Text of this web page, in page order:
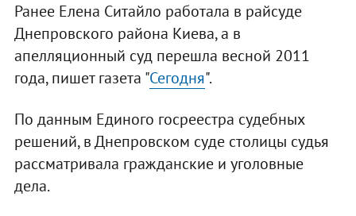
Ранее Елена Ситайло работала в райсуде
Днепровского района Киева, а в
апелляционный суд перешла весной 2011
года, пишет газета "Сегодня".
По данным Единого госреестра судебных
решений, в Днепровском суде столицы судья
рассматривала гражданские и уголовные
дела.